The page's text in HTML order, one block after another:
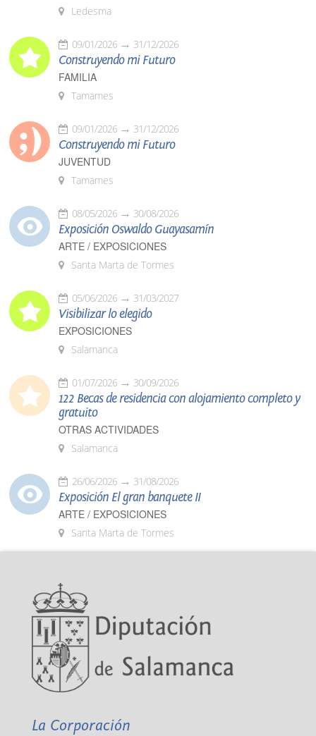
Ledesma
09/01/2026 31/12/2026
Construyendo mi Futuro
FAMILIA
Tamames
09/01/2026 31/12/2026
Construyendo mi Futuro
JUVENTUD
Tamames
08/05/2026 30/08/2026
Exposición Oswaldo Guayasamín
ARTE / EXPOSICIONES
Santa Marta de Tormes
05/06/2026 31/03/2027
Visibilizar lo elegido
EXPOSICIONES
Salamanca
01/07/2026 30/09/2026
122 Becas de residencia con alojamiento completo y
gratuito
OTRAS ACTIVIDADES
Salamanca
26/06/2026 31/08/2026
Exposición El gran banquete II
ARTE / EXPOSICIONES
Santa Marta de Tormes
La Corporación